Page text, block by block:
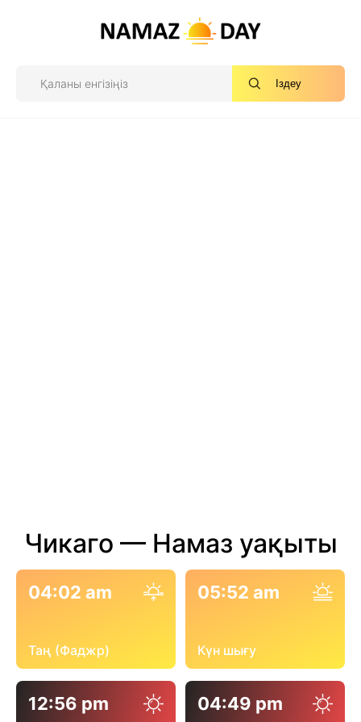
Іздеу
Чикаго — Намаз уақыты
04:02 am
Таң (Фаджр)
05:52 am
Күн шығу
12:56 pm 04:49 pm